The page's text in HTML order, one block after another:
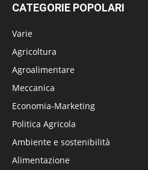
CATEGORIE POPOLARI
Varie
Agricoltura
Agroalimentare
Meccanica
Economia-Marketing
Politica Agricola
Ambiente e sostenibilità
Alimentazione